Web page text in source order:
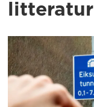
litteratur